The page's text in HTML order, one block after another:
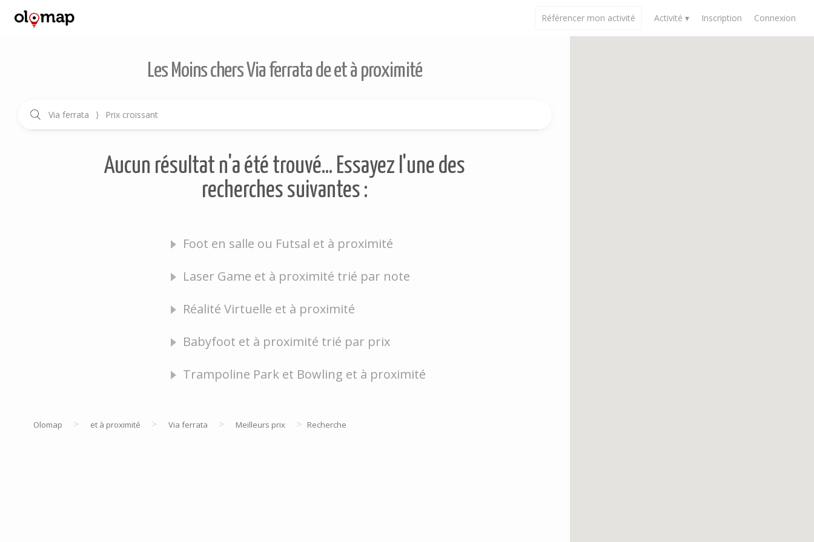
Référencer mon activité Activité ▾ Inscription Connexion
Les Moins chers Via ferrata de et à proximité
Via ferrata ⟩ Prix croissant
Aucun résultat n'a été trouvé... Essayez l'une des
recherches suivantes :
Foot en salle ou Futsal et à proximité
Laser Game et à proximité trié par note
Réalité Virtuelle et à proximité
Babyfoot et à proximité trié par prix
Trampoline Park et Bowling et à proximité
Olomap > et à proximité > Via ferrata > Meilleurs prix > Recherche